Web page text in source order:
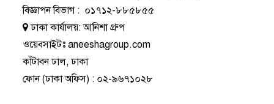
বিজ্ঞাপন বিভাগ: ০১৭১২-৮৮৫৮৫৫
ঢাকা কার্যালয়:আনিশা গ্রুপ
ওয়েবসাইটঃaneeshagroup.com
কাঁটাবন ঢাল, ঢাকা
ফোন(ঢাকা অফিস) : ০২-৯৬৭১০২৮